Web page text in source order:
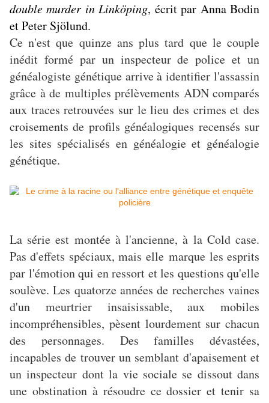
double murder in Linköping, écrit par Anna Bodin
et Peter Sjölund.
Ce n'est que quinze ans plus tard que le couple
inédit formé par un inspecteur de police et un
généalogiste génétique arrive à identifier l'assassin
grâce à de multiples prélèvements ADN comparés
aux traces retrouvées sur le lieu des crimes et des
croisements de profils généalogiques recensés sur
les sites spécialisés en généalogie et généalogie
génétique.
La série est montée à l'ancienne, à la Cold case.
Pas d'effets spéciaux, mais elle marque les esprits
par l'émotion qui en ressort et les questions qu'elle
soulève. Les quatorze années de recherches vaines
d'un meurtrier insaisissable, aux mobiles
incompréhensibles, pèsent lourdement sur chacun
des personnages. Des familles dévastées,
incapables de trouver un semblant d'apaisement et
un inspecteur dont la vie sociale se dissout dans
une obstination à résoudre ce dossier et tenir sa